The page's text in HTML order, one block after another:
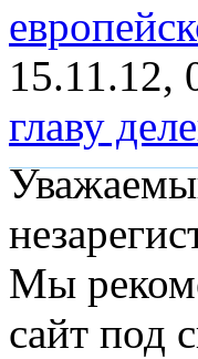
15.11.12,
главу
Мы
сайт под